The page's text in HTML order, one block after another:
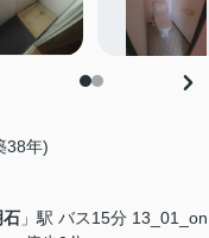
38年)
石 」駅 バス15分